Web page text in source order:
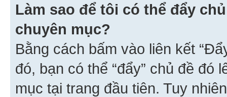
Làm sao để tôi có thể đẩy
chuyên mục?
Bằng cách bấm vào liên kết
đó, bạn có thể “đẩy” chủ đề đó
mục tại trang đầu tiên. Tuy